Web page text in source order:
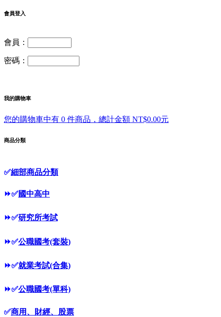
會員登入
會員：
密碼：
我的購物車
您的購物車中有 0 件商品，總計金額 NT$0.00元
商品分類
✅細部商品分類
⏩✅國中高中
⏩✅研究所考試
⏩✅公職國考(套裝)
⏩✅就業考試(合集)
⏩✅公職國考(單科)
✅商用、財經、股票